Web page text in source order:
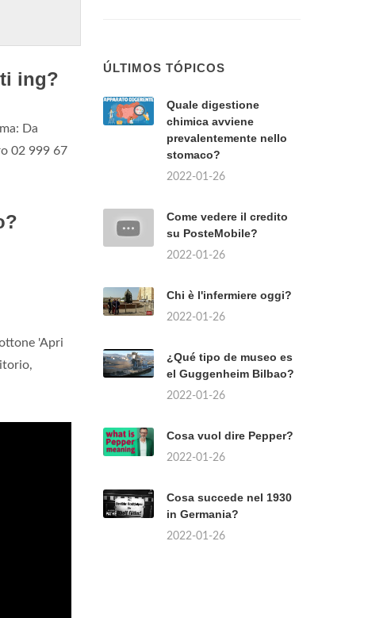
ing?
Da
02 999 67
'Apri
Quale digestione
chimica avviene
stomaco?
2022-01-26
su PosteMobile?
2022-01-26
Chi è l'infermiere oggi?
2022-01-26